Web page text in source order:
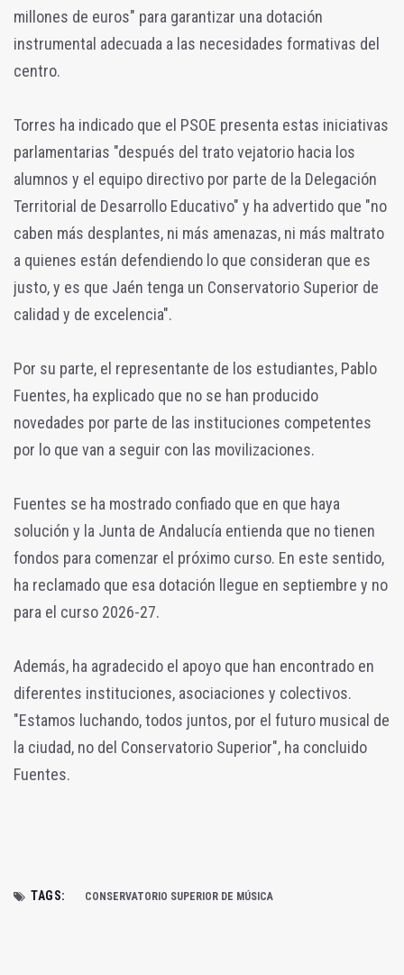
millones de euros" para garantizar una dotación
instrumental adecuada a las necesidades formativas del
centro.
Torres ha indicado que el PSOE presenta estas iniciativas
parlamentarias "después del trato vejatorio hacia los
alumnos y el equipo directivo por parte de la Delegación
Territorial de Desarrollo Educativo" y ha advertido que "no
caben más desplantes, ni más amenazas, ni más maltrato
a quienes están defendiendo lo que consideran que es
justo, y es que Jaén tenga un Conservatorio Superior de
calidad y de excelencia".
Por su parte, el representante de los estudiantes, Pablo
Fuentes, ha explicado que no se han producido
novedades por parte de las instituciones competentes
por lo que van a seguir con las movilizaciones.
Fuentes se ha mostrado confiado que en que haya
solución y la Junta de Andalucía entienda que no tienen
fondos para comenzar el próximo curso. En este sentido,
ha reclamado que esa dotación llegue en septiembre y no
para el curso 2026-27.
Además, ha agradecido el apoyo que han encontrado en
diferentes instituciones, asociaciones y colectivos.
"Estamos luchando, todos juntos, por el futuro musical de
la ciudad, no del Conservatorio Superior", ha concluido
Fuentes.
TAGS: CONSERVATORIO SUPERIOR DE MÚSICA